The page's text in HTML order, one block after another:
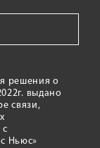
решения о
выдано
связи,
Ньюс»